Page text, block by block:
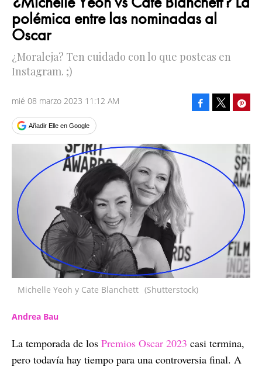
polémica entre las nominadas al
Oscar
¿Moraleja? Ten cuidado con lo que posteas en
Instagram. ;)
mié 08 marzo 2023 11:12 AM
Añadir Elle en Google
Facebook
Michelle Yeoh y Cate Blanchett (Shutterstock)
Andrea Bau
La temporada de los Premios Oscar 2023 casi termina,
pero todavía hay tiempo para una controversia final. A